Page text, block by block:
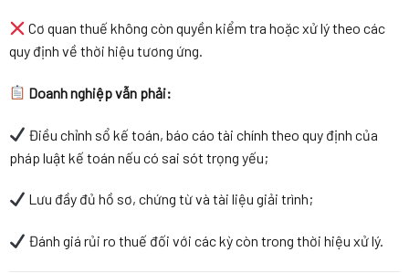
Cơ quan thuế không còn quyền kiểm tra hoặc xử lý theo các
quy định về thời hiệu tương ứng.
Doanh nghiệp vẫn phải:
Điều chỉnh sổ kế toán, báo cáo tài chính theo quy định của
pháp luật kế toán nếu có sai sót trọng yếu;
Lưu đầy đủ hồ sơ, chứng từ và tài liệu giải trình;
Đánh giá rủi ro thuế đối với các kỳ còn trong thời hiệu xử lý.